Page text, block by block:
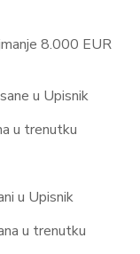
8.000 EUR
u Upisnik
u trenutku
u Upisnik
u trenutku